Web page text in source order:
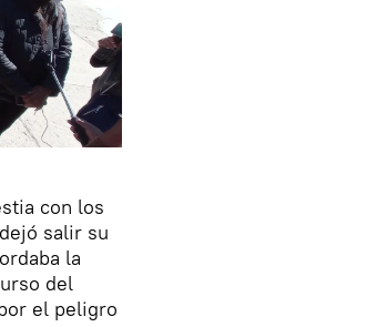
con los
salir su
la
del
el peligro